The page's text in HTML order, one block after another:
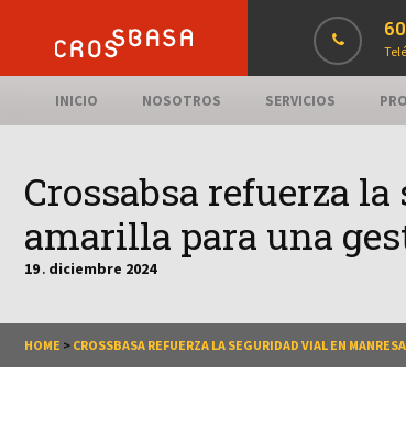
INICIO NOSOTROS SERVICIOS
Crossabsa refuerza
amarilla para una
19 . diciembre 2024
HOME > CROSSBASA REFUERZA LA SEGURIDAD VIAL EN MANRESA